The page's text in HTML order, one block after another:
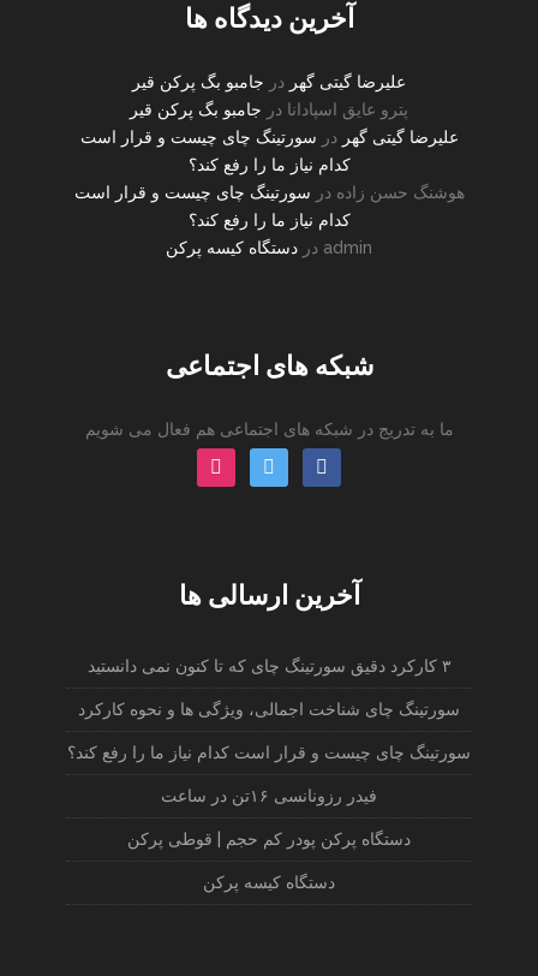
آخرین دیدگاه ها
علیرضا گیتی گهر در جامبو بگ پرکن قیر
پترو عایق اسپادانا در جامبو بگ پرکن قیر
علیرضا گیتی گهر در سورتینگ چای چیست و قرار است
کدام نیاز ما را رفع کند؟
هوشنگ حسن زاده در سورتینگ چای چیست و قرار است
کدام نیاز ما را رفع کند؟
admin در دستگاه کیسه پرکن
شبکه های اجتماعی
ما به تدریج در شبکه های اجتماعی هم فعال می شویم
facebook
twitter
instagram
آخرین ارسالی ها
۳ کارکرد دقیق سورتینگ چای که تا کنون نمی دانستید
سورتینگ چای شناخت اجمالی، ویژگی ها و نحوه کارکرد
سورتینگ چای چیست و قرار است کدام نیاز ما را رفع کند؟
فیدر رزونانسی ۱۶تن در ساعت
دستگاه پرکن پودر کم حجم | قوطی پرکن
دستگاه کیسه پرکن